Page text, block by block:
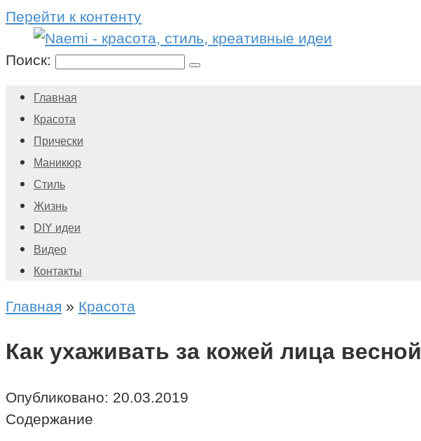
Перейти к контенту
Поиск:
Главная
Красота
Прически
Маникюр
Стиль
Жизнь
DIY идеи
Видео
Контакты
Главная » Красота
Как ухаживать за кожей лица весной
Опубликовано: 20.03.2019
Содержание